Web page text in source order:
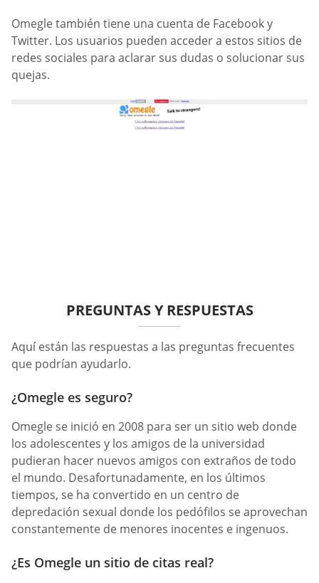
Omegle también tiene una cuenta de Facebook y
Twitter. Los usuarios pueden acceder a estos sitios de
redes sociales para aclarar sus dudas o solucionar sus
quejas.
PREGUNTAS Y RESPUESTAS
Aquí están las respuestas a las preguntas frecuentes
que podrían ayudarlo.
¿Omegle es seguro?
Omegle se inició en 2008 para ser un sitio web donde
los adolescentes y los amigos de la universidad
pudieran hacer nuevos amigos con extraños de todo
el mundo. Desafortunadamente, en los últimos
tiempos, se ha convertido en un centro de
depredación sexual donde los pedófilos se aprovechan
constantemente de menores inocentes e ingenuos.
¿Es Omegle un sitio de citas real?